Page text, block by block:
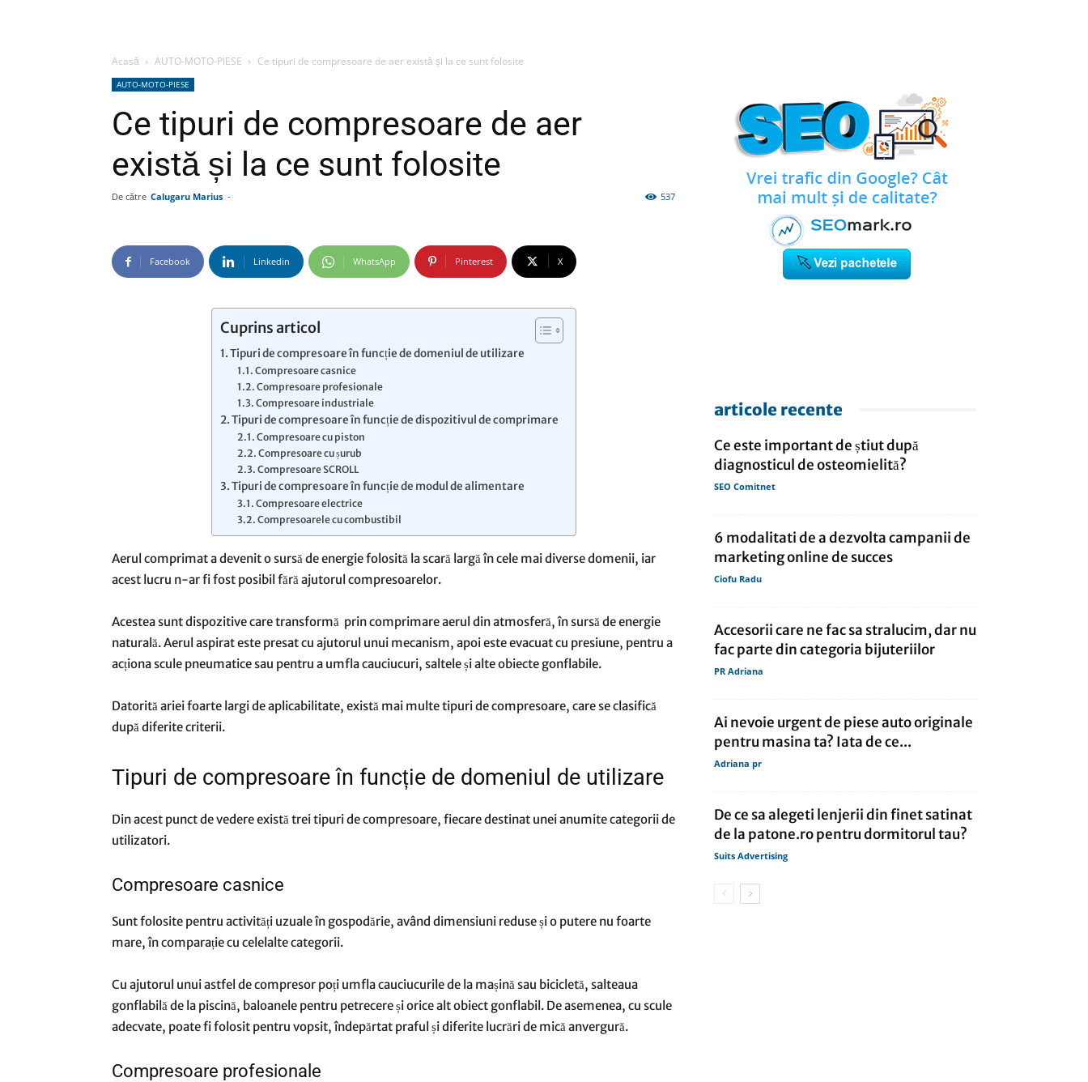
comunicate
de
Acasă AUTO-MOTO-PIESE Ce tipuri de compresoare de aer există și la ce sunt folosite
AUTO-MOTO-PIESE
Ce tipuri de compresoare de aer
există și la ce sunt folosite
De către Calugaru Marius - 537
Facebook Linkedin WhatsApp Pinterest X
Cuprins articol
Tipuri de compresoare în funcție de domeniul de utilizare
Compresoare casnice
Compresoare profesionale
Compresoare industriale
Tipuri de compresoare în funcție de dispozitivul de comprimare
Compresoare cu piston
Compresoare cu șurub
Compresoare SCROLL
Tipuri de compresoare în funcție de modul de alimentare
Compresoare electrice
Compresoarele cu combustibil
Aerul comprimat a devenit o sursă de energie folosită la scară largă în cele mai diverse domenii, iar
acest lucru n-ar fi fost posibil fără ajutorul compresoarelor.
Acestea sunt dispozitive care transformă prin comprimare aerul din atmosferă, în sursă de energie
naturală. Aerul aspirat este presat cu ajutorul unui mecanism, apoi este evacuat cu presiune, pentru a
acționa scule pneumatice sau pentru a umfla cauciucuri, saltele și alte obiecte gonflabile.
Datorită ariei foarte largi de aplicabilitate, există mai multe tipuri de compresoare, care se clasifică
după diferite criterii.
Tipuri de compresoare în funcție de domeniul de utilizare
Din acest punct de vedere există trei tipuri de compresoare, fiecare destinat unei anumite categorii de
utilizatori.
Compresoare casnice
Sunt folosite pentru activități uzuale în gospodărie, având dimensiuni reduse și o putere nu foarte
mare, în comparație cu celelalte categorii.
Cu ajutorul unui astfel de compresor poți umfla cauciucurile de la mașină sau bicicletă, salteaua
gonflabilă de la piscină, baloanele pentru petrecere și orice alt obiect gonflabil. De asemenea, cu scule
adecvate, poate fi folosit pentru vopsit, îndepărtat praful și diferite lucrări de mică anvergură.
Compresoare profesionale
articole recente
Ce este important de știut după
diagnosticul de osteomielită?
SEO Comitnet
6 modalitati de a dezvolta campanii de
marketing online de succes
Ciofu Radu
Accesorii care ne fac sa stralucim, dar nu
fac parte din categoria bijuteriilor
PR Adriana
Ai nevoie urgent de piese auto originale
pentru masina ta? Iata de ce...
Adriana pr
De ce sa alegeti lenjerii din finet satinat
de la patone.ro pentru dormitorul tau?
Suits Advertising